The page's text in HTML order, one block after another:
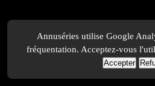
Annuséries utilise Google
fréquentation. Acceptez-vous
Accepter